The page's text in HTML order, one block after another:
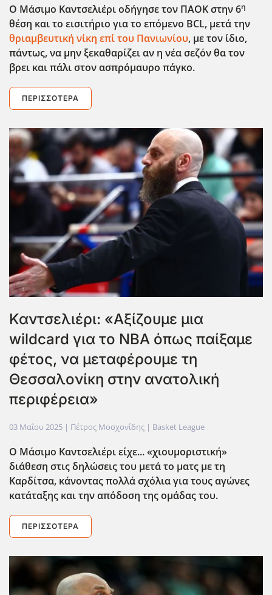
Ο Μάσιμο Καντσελιέρι οδήγησε τον ΠΑΟΚ στην 6η
θέση και το εισιτήριο για το επόμενο BCL, μετά την
θριαμβευτική νίκη επί του Πανιωνίου, με τον ίδιο,
πάντως, να μην ξεκαθαρίζει αν η νέα σεζόν θα τον
βρει και πάλι στον ασπρόμαυρο πάγκο.
ΠΕΡΙΣΣΌΤΕΡΑ
Καντσελιέρι: «Αξίζουμε μια
wildcard για το ΝΒΑ όπως παίξαμε
φέτος, να μεταφέρουμε τη
Θεσσαλονίκη στην ανατολική
περιφέρεια»
03 Μαΐου 2025 | Πέτρος Μοσχονίδης | Basket League
Ο Μάσιμο Καντσελιέρι είχε... «χιουμοριστική»
διάθεση στις δηλώσεις του μετά το ματς με τη
Καρδίτσα, κάνοντας πολλά σχόλια για τους αγώνες
κατάταξης και την απόδοση της ομάδας του.
ΠΕΡΙΣΣΌΤΕΡΑ